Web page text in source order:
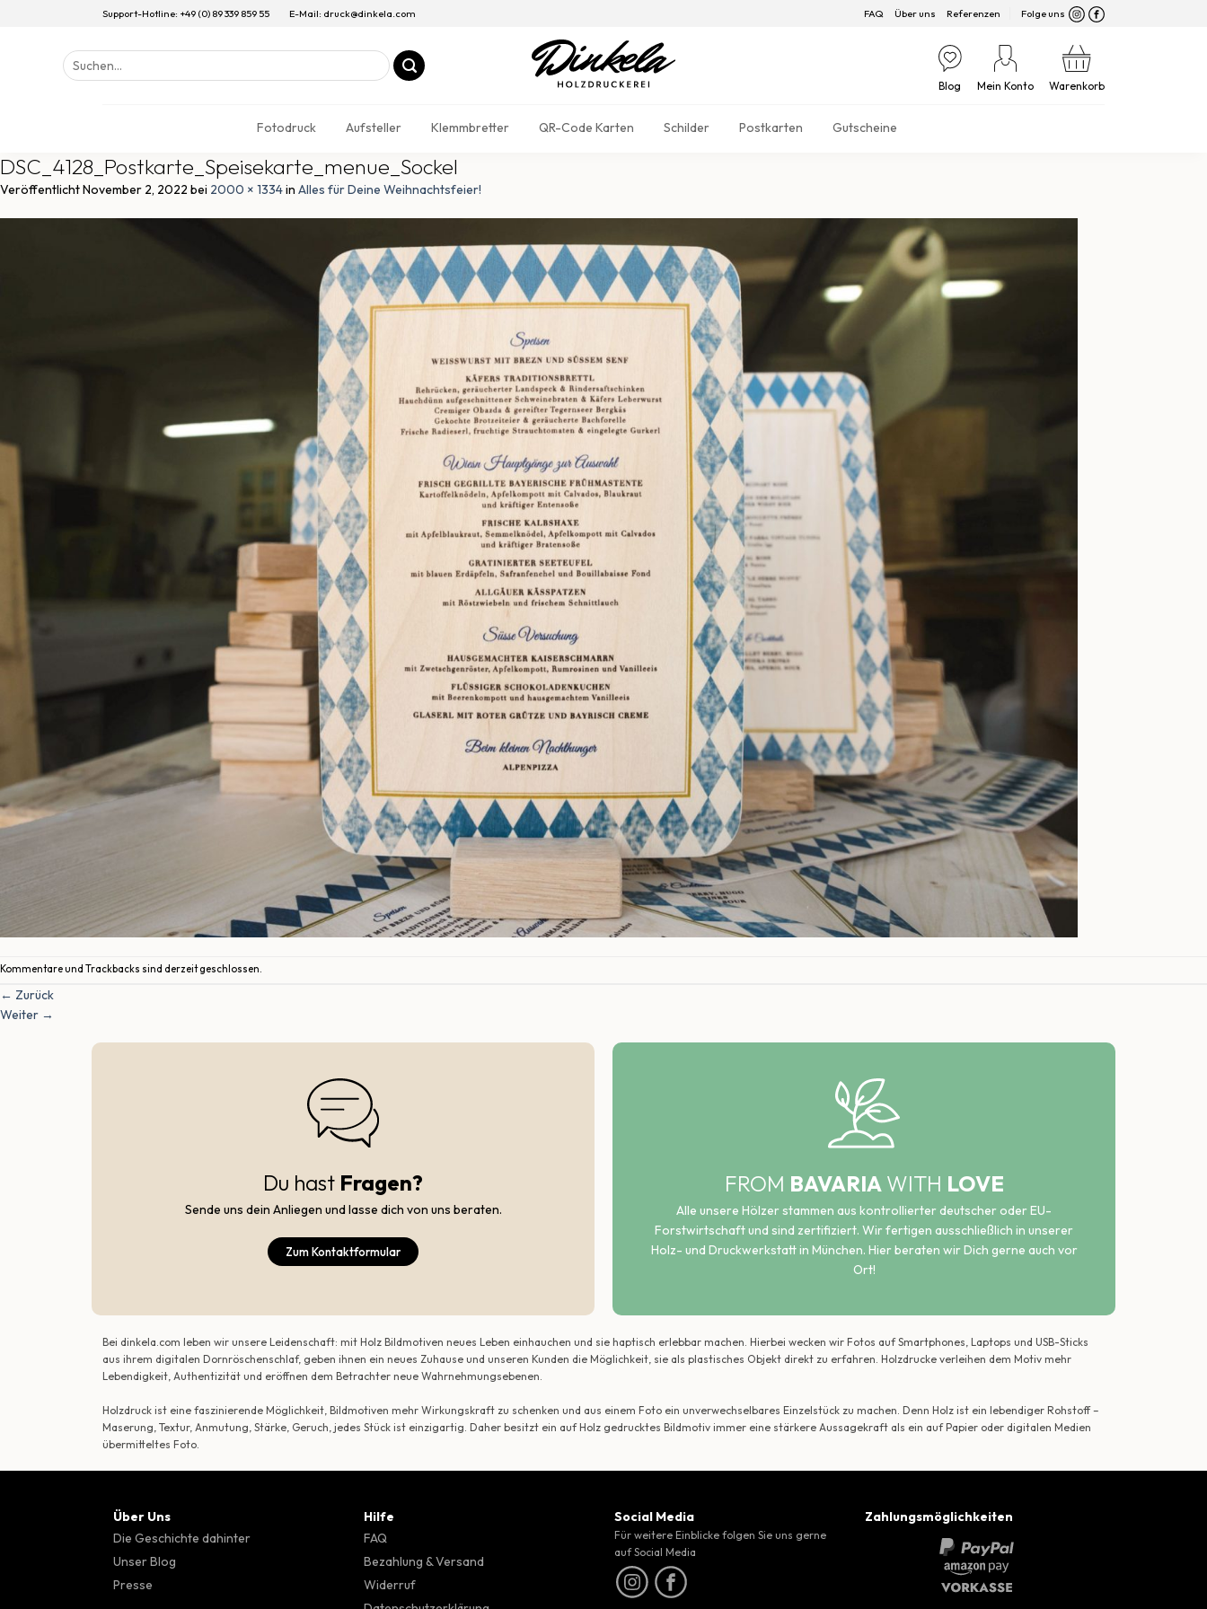
Support-Hotline: +49 (0) 89 339 859 55 E-Mail: druck@dinkela.com FAQ Über uns Referenzen Folge uns
Suchen
nach:
Blog Mein Konto Warenkorb
Fotodruck Aufsteller Klemmbretter QR-Code Karten Schilder Postkarten Gutscheine
DSC_4128_Postkarte_Speisekarte_menue_Sockel
VeröffentlichtNovember 2, 2022 bei 2000 × 1334in Alles für Deine Weihnachtsfeier!
Kommentare und Trackbacks sind derzeit geschlossen.
← Zurück
Weiter →
Du hast Fragen?
Sende uns dein Anliegen und lasse dich von uns beraten.
Zum Kontaktformular
FROM BAVARIAWITH LOVE
Alle unsere Hölzer stammen aus kontrollierter deutscher oder EU-
Forstwirtschaft und sind zertifiziert. Wir fertigen ausschließlich in unserer
Holz- und Druckwerkstatt in München. Hier beraten wir Dich gerne auch vor
Ort!
Bei dinkela.com leben wir unsere Leidenschaft: mit Holz Bildmotiven neues Leben einhauchen und sie haptisch erlebbar machen. Hierbei wecken wir Fotos auf Smartphones, Laptops und USB-Sticks
aus ihrem digitalen Dornröschenschlaf, geben ihnen ein neues Zuhause und unseren Kunden die Möglichkeit, sie als plastisches Objekt direkt zu erfahren. Holzdrucke verleihen dem Motiv mehr
Lebendigkeit, Authentizität und eröffnen dem Betrachter neue Wahrnehmungsebenen.
Holzdruck ist eine faszinierende Möglichkeit, Bildmotiven mehr Wirkungskraft zu schenken und aus einem Foto ein unverwechselbares Einzelstück zu machen. Denn Holz ist ein lebendiger Rohstoff –
Maserung, Textur, Anmutung, Stärke, Geruch, jedes Stück ist einzigartig. Daher besitzt ein auf Holz gedrucktes Bildmotiv immer eine stärkere Aussagekraft als ein auf Papier oder digitalen Medien
übermitteltes Foto.
Über Uns
Die Geschichte dahinter
Unser Blog
Presse
Hilfe
FAQ
Bezahlung & Versand
Widerruf
Social Media
Für weitere Einblicke folgen Sie uns gerne
auf Social Media
Zahlungsmöglichkeiten